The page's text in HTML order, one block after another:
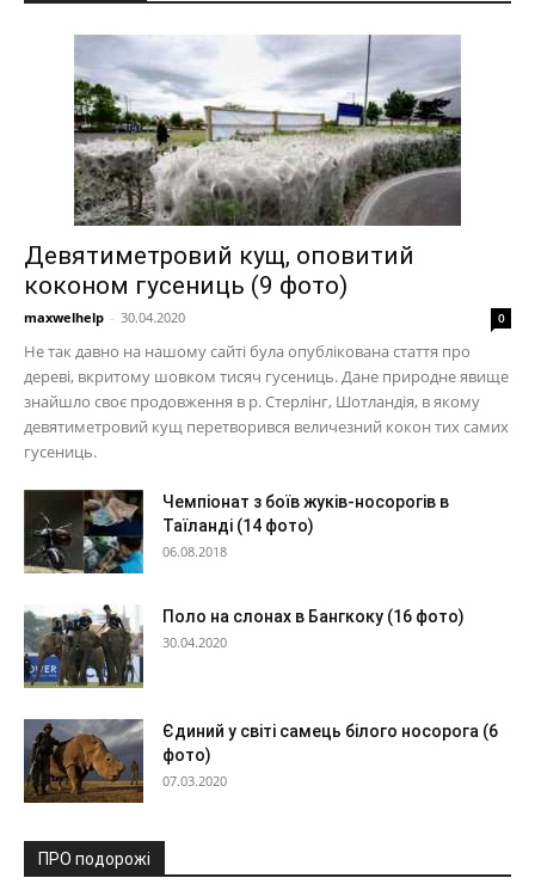
Девятиметровий кущ, оповитий
коконом гусениць (9 фото)
maxwelhelp - 30.04.2020 0
Не так давно на нашому сайті була опублікована стаття про
дереві, вкритому шовком тисяч гусениць. Дане природне явище
знайшло своє продовження в р. Стерлінг, Шотландія, в якому
девятиметровий кущ перетворився величезний кокон тих самих
гусениць.
Чемпіонат з боїв жуків-носорогів в
Таїланді (14 фото)
06.08.2018
Поло на слонах в Бангкоку (16 фото)
30.04.2020
Єдиний у світі самець білого носорога (6
фото)
07.03.2020
ПРО подорожі